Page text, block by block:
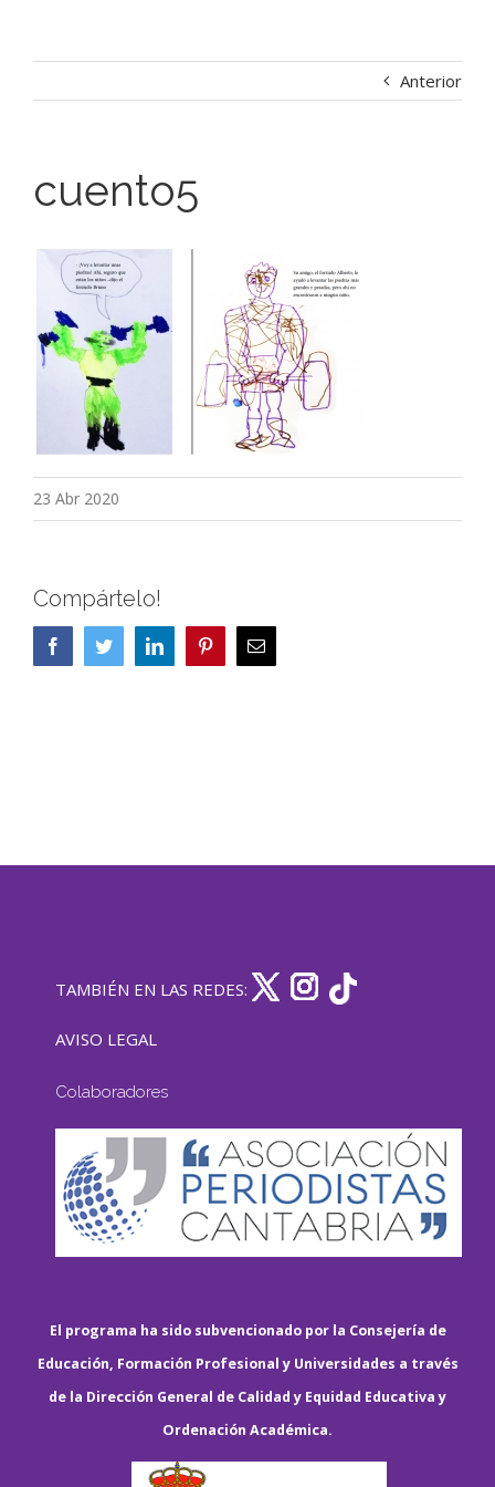
Anterior
cuento5
23 Abr 2020
Compártelo!
FacebookTwitterLinkedIn PinterestCorreo
electrónico
TAMBIÉN EN LAS REDES:
AVISO LEGAL
Colaboradores
El programa ha sido subvencionado por la Consejería de
Educación, Formación Profesional y Universidades a través
de la Dirección General de Calidad y Equidad Educativa y
Ordenación Académica.